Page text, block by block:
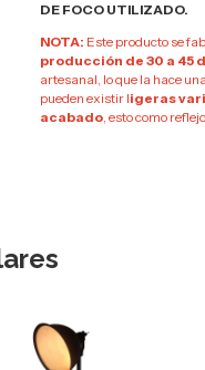
DE FOCO UTILIZADO.
NOTA: Este producto se
producción de 30 a 45
artesanal, lo que la hace
pueden existir ligeras
acabado, esto como